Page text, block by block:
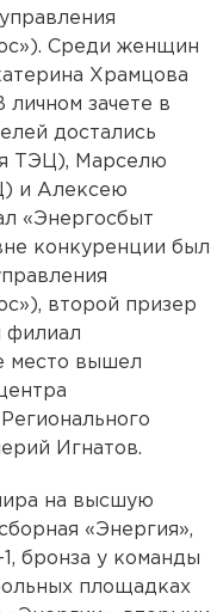
Среди женщин
Храмцова
зачете в
достались
ТЭЦ), Марселю
и Алексею
«Энергосбыт
конкуренции был
второй призер
филиал
место вышел
Игнатов.
на высшую
«Энергия»,
бронза у команды
площадках